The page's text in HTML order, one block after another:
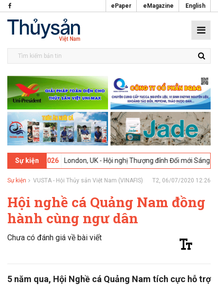
ePaper eMagazine English
Sự kiện
2026 London, UK - Hội nghị Thượng đỉnh Đổi mới Sáng tạo trong
Sự kiện VUSTA - Hội Thủy sản Việt Nam (VINAFIS) T2, 06/07/2020 12:26
Hội nghề cá Quảng Nam đồng
hành cùng ngư dân
Chưa có đánh giá về bài viết
5 năm qua, Hội Nghề cá Quảng Nam tích cực hỗ trợ